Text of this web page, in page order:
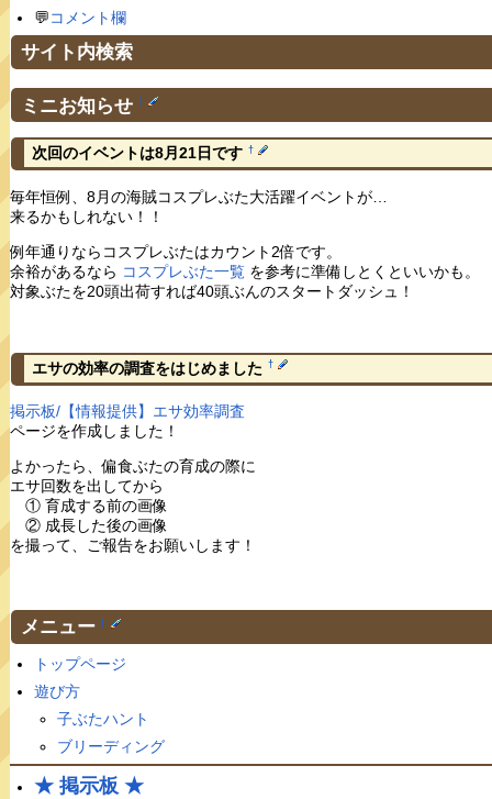
💬コメント欄
サイト内検索
ミニお知らせ †
次回のイベントは8月21日です †
毎年恒例、8月の海賊コスプレぶた大活躍イベントが…
来るかもしれない！！
例年通りならコスプレぶたはカウント2倍です。
余裕があるなら コスプレぶた一覧を参考に準備しとくといいかも。
対象ぶたを20頭出荷すれば40頭ぶんのスタートダッシュ！
エサの効率の調査をはじめました †
掲示板/【情報提供】エサ効率調査
ページを作成しました！
よかったら、偏食ぶたの育成の際に
エサ回数を出してから
① 育成する前の画像
② 成長した後の画像
を撮って、ご報告をお願いします！
メニュー †
トップページ
遊び方
子ぶたハント
ブリーディング
★ 掲示板 ★